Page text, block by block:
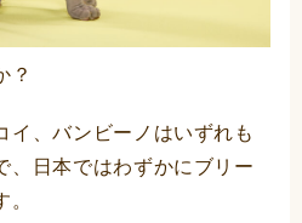
？
イ、バンビーノはいずれも
、日本ではわずかにブリー